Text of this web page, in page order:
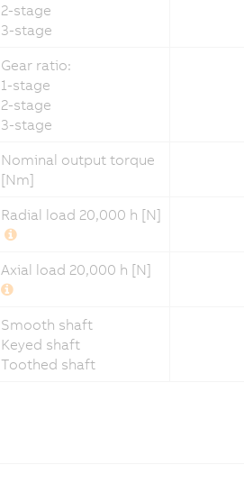
2-stage
3-stage
Gear ratio:
1-stage
2-stage
3-stage
Nominal output torque
[Nm]
Radial load 20,000 h [N]
Axial load 20,000 h [N]
Smooth shaft
Keyed shaft
Toothed shaft